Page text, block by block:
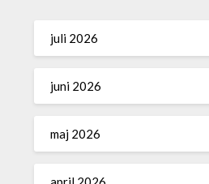
juli 2026
juni 2026
maj 2026